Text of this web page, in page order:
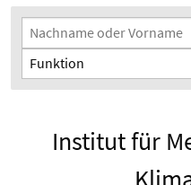
Suchfilter
Nachname oder Vorname
Funktion
Institut für